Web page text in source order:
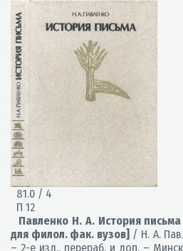
81.0 / 4
П 12
Павленко Н. А. История
для филол. фак. вузов] / Н. А.
– 2-е изд., перераб. и доп. –